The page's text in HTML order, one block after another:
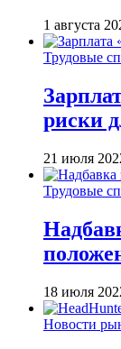
1 августа
Трудовые
риски
21 июля
Трудовые
18 июля
Новости